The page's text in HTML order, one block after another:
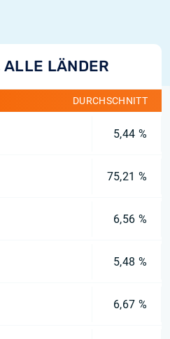
ALLE LÄNDER
DURCHSCHNITT
5,44 %
75,21 %
6,56 %
5,48 %
6,67 %